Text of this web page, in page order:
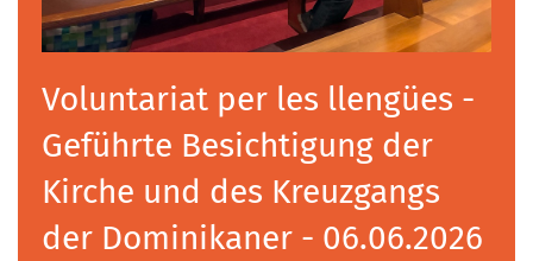
Voluntariat per les llengües -
Geführte Besichtigung der
Kirche und des Kreuzgangs
der Dominikaner - 06.06.2026